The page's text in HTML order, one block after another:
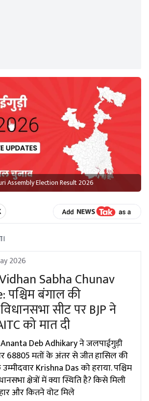
Assembly Election Result 2026
2026
Sabha Chunav
पश्चिम बंगाल की
सीट पर BJP ने
को मात दी
Ananta Deb Adhikary ने जलपाईगुड़ी
68805 मतों के अंतर से जीत हासिल की
Krishna Das को हराया. पश्चिम
क्षेत्रों में क्या स्थिति है? किसे मिली
और कितने वोट मिले